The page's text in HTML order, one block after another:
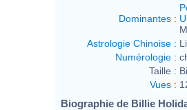
Dominantes :
Astrologie Chinoise :
Numérologie :
Taille :
Vues :
Biographie de Billie